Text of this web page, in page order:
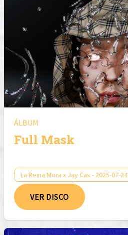
ÁLBUM
Full Mask
La Reina Mora x Jay Cas - 2025-07-24
VER DISCO